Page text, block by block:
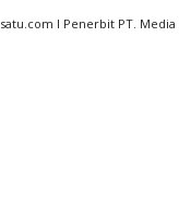
I Penerbit PT. Media